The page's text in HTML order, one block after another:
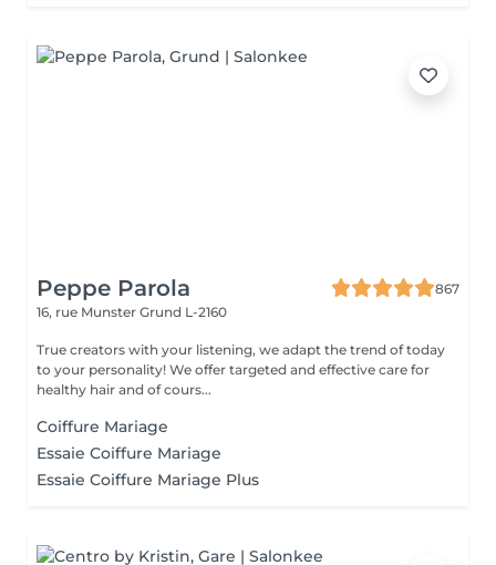
Peppe Parola
867
16, rue Munster Grund L-2160
True creators with your listening, we adapt the trend of today
to your personality! We offer targeted and effective care for
healthy hair and of cours...
Coiffure Mariage
Essaie Coiffure Mariage
Essaie Coiffure Mariage Plus